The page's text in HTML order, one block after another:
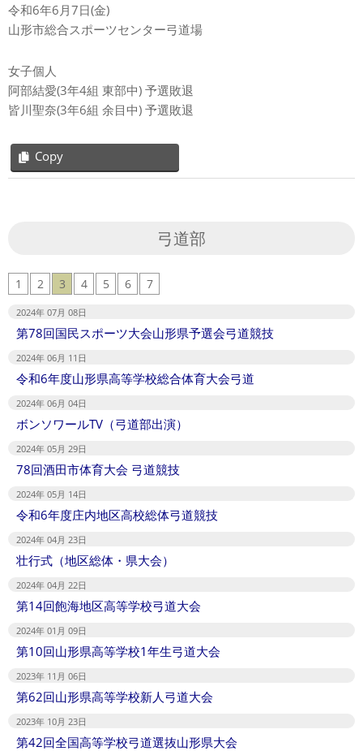
令和6年6月7日(金)
山形市総合スポーツセンター弓道場
女子個人
阿部結愛(3年4組 東部中) 予選敗退
皆川聖奈(3年6組 余目中) 予選敗退
Copy
弓道部
1 2 3 4 5 6 7
2024年 07月 08日
第78回国民スポーツ大会山形県予選会弓道競技
2024年 06月 11日
令和6年度山形県高等学校総合体育大会弓道
2024年 06月 04日
ボンソワールTV（弓道部出演）
2024年 05月 29日
78回酒田市体育大会 弓道競技
2024年 05月 14日
令和6年度庄内地区高校総体弓道競技
2024年 04月 23日
壮行式（地区総体・県大会）
2024年 04月 22日
第14回飽海地区高等学校弓道大会
2024年 01月 09日
第10回山形県高等学校1年生弓道大会
2023年 11月 06日
第62回山形県高等学校新人弓道大会
2023年 10月 23日
第42回全国高等学校弓道選抜山形県大会